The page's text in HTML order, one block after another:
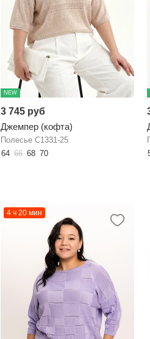
NEW
3 745 руб
Джемпер (кофта)
Полесье С1331-25
64 66 68 70
4 ч 20 мин